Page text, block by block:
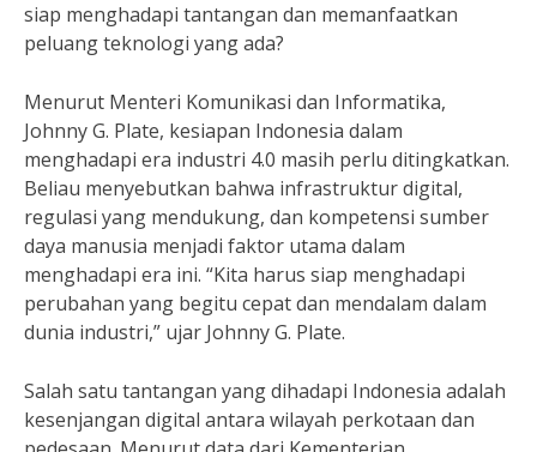
siap menghadapi tantangan dan memanfaatkan
peluang teknologi yang ada?
Menurut Menteri Komunikasi dan Informatika,
Johnny G. Plate, kesiapan Indonesia dalam
menghadapi era industri 4.0 masih perlu ditingkatkan.
Beliau menyebutkan bahwa infrastruktur digital,
regulasi yang mendukung, dan kompetensi sumber
daya manusia menjadi faktor utama dalam
menghadapi era ini. “Kita harus siap menghadapi
perubahan yang begitu cepat dan mendalam dalam
dunia industri,” ujar Johnny G. Plate.
Salah satu tantangan yang dihadapi Indonesia adalah
kesenjangan digital antara wilayah perkotaan dan